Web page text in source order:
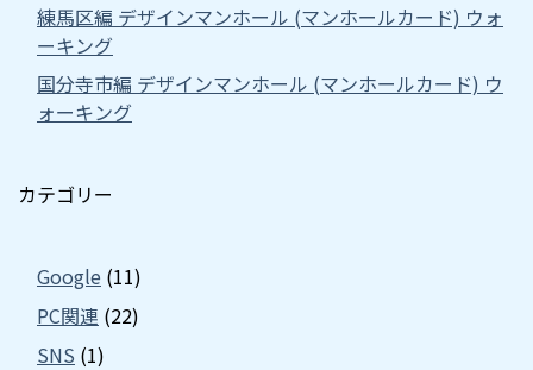
練馬区編 デザインマンホール (マンホールカード) ウォ
ーキング
国分寺市編 デザインマンホール (マンホールカード) ウ
ォーキング
カテゴリー
Google (11)
PC関連 (22)
SNS (1)